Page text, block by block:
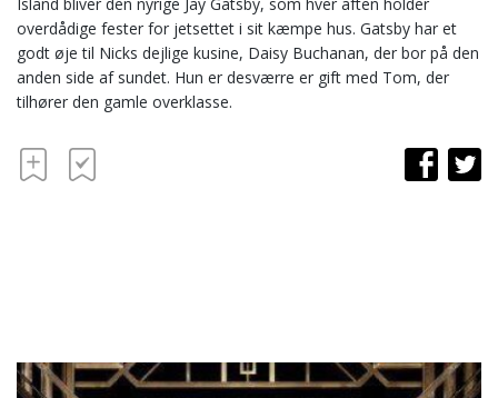
overdådige fester for jetsettet i sit kæmpe hus. Gatsby har et
godt øje til Nicks dejlige kusine, Daisy Buchanan, der bor på den
anden side af sundet. Hun er desværre er gift med Tom, der
tilhører den gamle overklasse.